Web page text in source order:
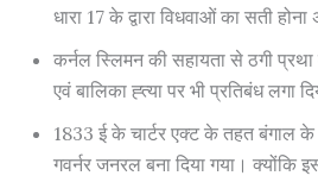
धारा 17 के द्वारा विधवाओं का सती
कर्नल स्लिमन की सहायता से ठगी प्रथा
एवं बालिका ह्त्या पर भी प्रतिबंध लगा
1833 ई के चार्टर एक्ट के तहत बंगाल के
गवर्नर जनरल बना दिया गया। क्योंकि